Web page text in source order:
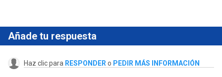
Añade tu respuesta
Haz clic para RESPONDER o PEDIR MÁS INFORMACIÓN